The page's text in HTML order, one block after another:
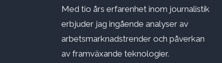
Med tio års erfarenhet inom journalistik
erbjuder jag ingående analyser av
arbetsmarknadstrender och påverkan
av framväxande teknologier.